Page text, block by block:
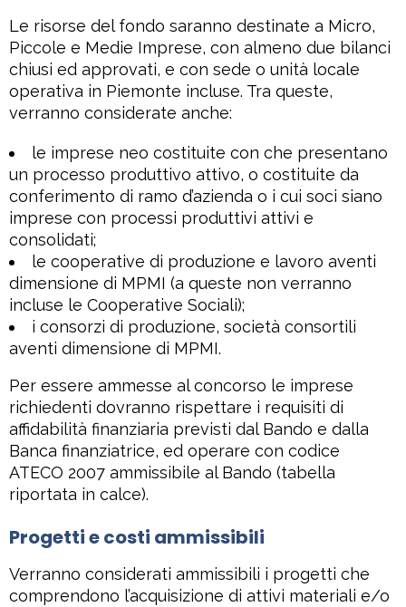
Le risorse del fondo saranno destinate a Micro,
Piccole e Medie Imprese, con almeno due bilanci
chiusi ed approvati, e con sede o unità locale
operativa in Piemonte incluse. Tra queste,
verranno considerate anche:
le imprese neo costituite con che presentano
un processo produttivo attivo, o costituite da
conferimento di ramo d’azienda o i cui soci siano
imprese con processi produttivi attivi e
consolidati;
le cooperative di produzione e lavoro aventi
dimensione di MPMI (a queste non verranno
incluse le Cooperative Sociali);
i consorzi di produzione, società consortili
aventi dimensione di MPMI.
Per essere ammesse al concorso le imprese
richiedenti dovranno rispettare i requisiti di
affidabilità finanziaria previsti dal Bando e dalla
Banca finanziatrice, ed operare con codice
ATECO 2007 ammissibile al Bando (tabella
riportata in calce).
Progetti e costi ammissibili
Verranno considerati ammissibili i progetti che
comprendono l’acquisizione di attivi materiali e/o